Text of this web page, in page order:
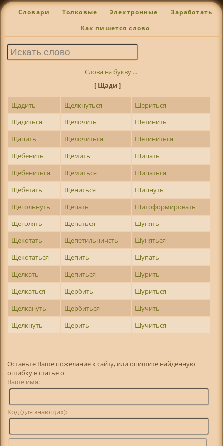
Словари Толковые Электронные Заработать
Как пишется слово
Слова на букву ...
[ Щади ]-
Щадить Щелкнуться
Щериться
Щадиться
Щелочить
Щетинить
Щапить
Щелочиться
Щетиниться
Щебенить
Щемить
Щипать
Щебениться
Щемиться
Щипаться
Щебетать
Щениться
Щипнуть
Щегольнуть
Щепать
Щитоформировать
Щеголять
Щепаться
Щунять
Щекотать
Щепетильничать
Щуняться
Щекотаться
Щепить
Щупать
Щелкать
Щепиться
Щурить
Щелкаться
Щербить
Щуриться
Щелкануть
Щербиться
Щучить
Щелкнуть
Щерить Щучиться
Оставьте Ваше пожелание к сайту, или опишите найденную
ошибку в статье о
Ваше имя:
Код (для знающих):